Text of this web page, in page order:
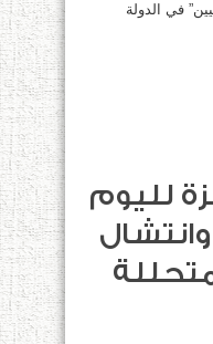
في الدولة
لليوم
وانتشال